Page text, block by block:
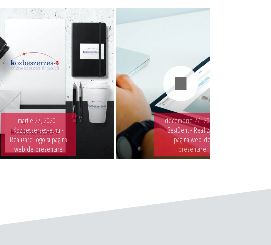
martie 27, 2020 -
Kozbeszerzes-e.hu -
Realizare logo si pagina
web de prezentare
decembrie 27, 2019 -
BestDent - Realizare
pagina web de
prezentare